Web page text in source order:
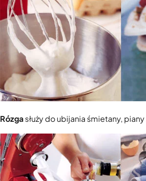
Rózgasłuży do ubijania śmietany,